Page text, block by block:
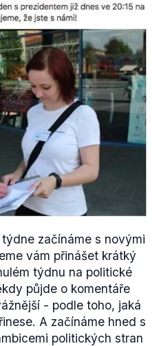
začínáme s novými
vám přinášet krátký
týdnu na politické
půjde o komentáře
- podle toho, jaká
A začínáme hned s
politických stran